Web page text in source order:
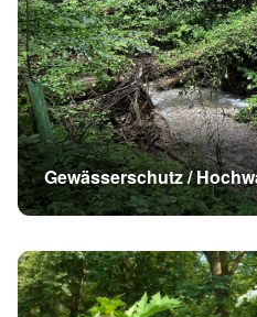
Gewässerschutz /